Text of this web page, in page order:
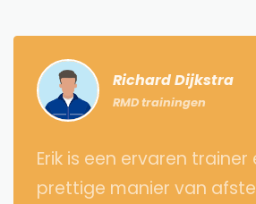
Richard Dijkstra
RMD trainingen
Erik is een ervaren trainer
prettige manier van